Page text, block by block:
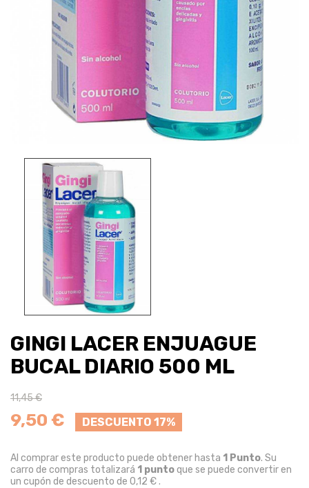
GINGI LACER ENJUAGUE
BUCAL DIARIO 500 ML
11,45 €
9,50 € DESCUENTO 17%
Al comprar este producto puede obtener hasta 1 Punto. Su
carro de compras totalizará 1 puntoque se puede convertir en
un cupón de descuento de 0,12 €.